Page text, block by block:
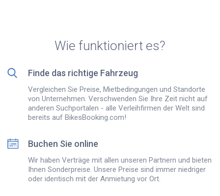
Wie funktioniert es?
Finde das richtige Fahrzeug
Vergleichen Sie Preise, Mietbedingungen und Standorte
von Unternehmen. Verschwenden Sie Ihre Zeit nicht auf
anderen Suchportalen - alle Verleihfirmen der Welt sind
bereits auf BikesBooking.com!
Buchen Sie online
Wir haben Verträge mit allen unseren Partnern und bieten
Ihnen Sonderpreise. Unsere Preise sind immer niedriger
oder identisch mit der Anmietung vor Ort.